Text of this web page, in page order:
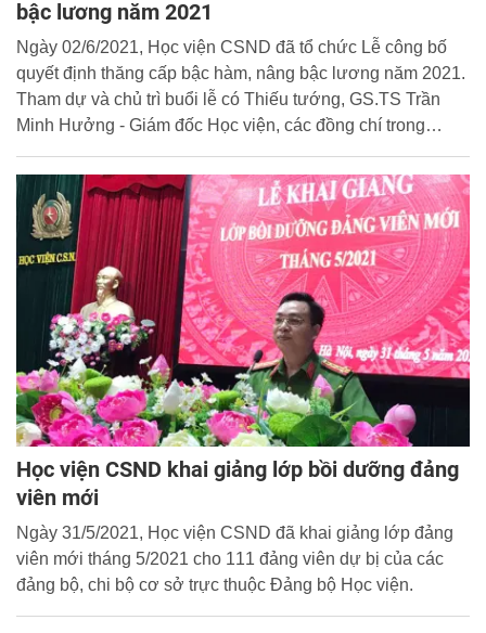
bậc lương năm 2021
Ngày 02/6/2021, Học viện CSND đã tổ chức Lễ công bố
quyết định thăng cấp bậc hàm, nâng bậc lương năm 2021.
Tham dự và chủ trì buổi lễ có Thiếu tướng, GS.TS Trần
Minh Hưởng - Giám đốc Học viện, các đồng chí trong
các đơn vị, các cán bộ, giảng viên được thăng cấp bậc
hàm, nâng bậc lương năm 2021.
Học viện CSND khai giảng lớp bồi dưỡng đảng
viên mới
Ngày 31/5/2021, Học viện CSND đã khai giảng lớp đảng
viên mới tháng 5/2021 cho 111 đảng viên dự bị của các
đảng bộ, chi bộ cơ sở trực thuộc Đảng bộ Học viện.